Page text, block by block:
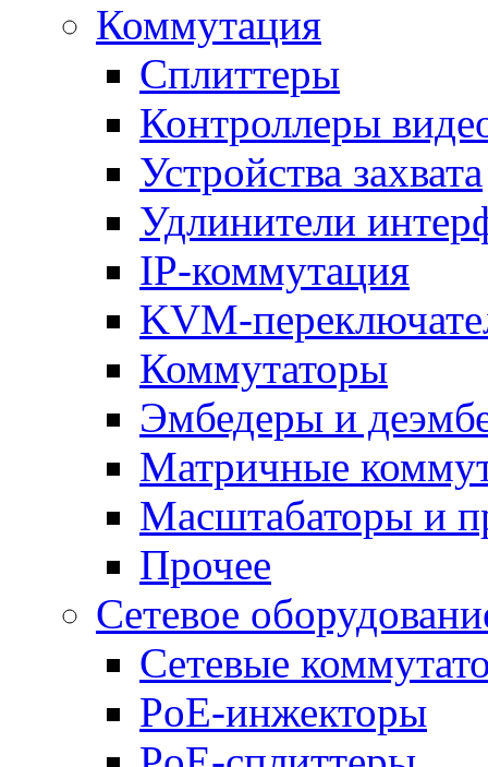
Коммутация
Сплиттеры
Контроллеры
Устройства захвата
Удлинители
IP-коммутация
KVM-
Коммутаторы
Эмбедеры и
Матричные
Масштабаторы и
Прочее
Сетевое
Сетевые
PoE-инжекторы